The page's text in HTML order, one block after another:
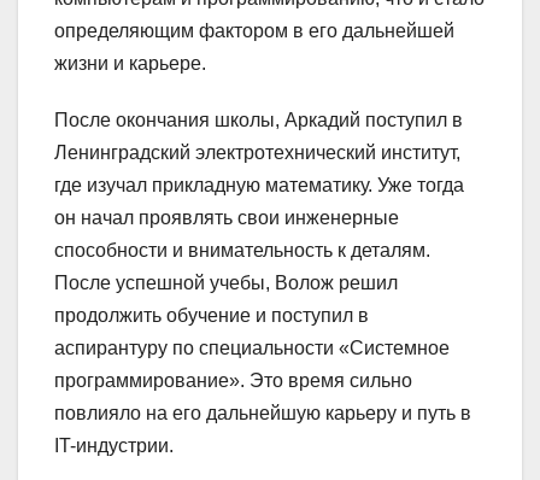
определяющим фактором в его дальнейшей
жизни и карьере.
После окончания школы, Аркадий поступил в
Ленинградский электротехнический институт,
где изучал прикладную математику. Уже тогда
он начал проявлять свои инженерные
способности и внимательность к деталям.
После успешной учебы, Волож решил
продолжить обучение и поступил в
аспирантуру по специальности «Системное
программирование». Это время сильно
повлияло на его дальнейшую карьеру и путь в
IT-индустрии.